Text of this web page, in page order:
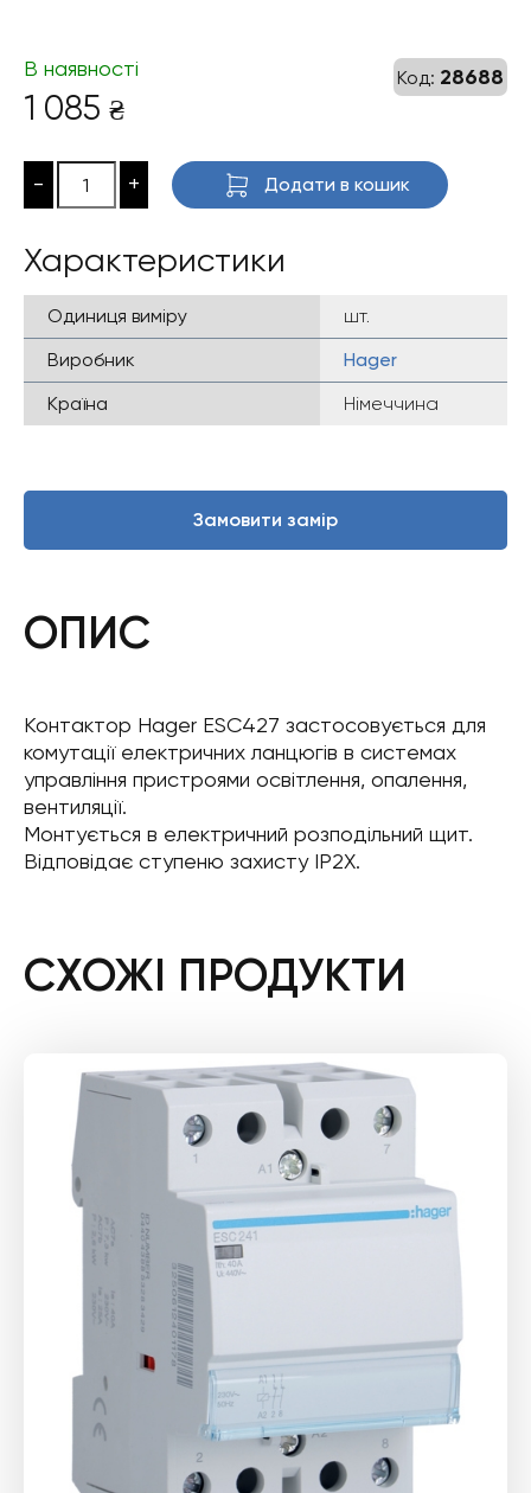
Код: 28688
В наявності
1 085 ₴
- + Додати в кошик
Характеристики
Одиниця виміру
шт.
Виробник
Hager
Країна
Німеччина
Замовити замір
ОПИС
Контактор Hager ESC427 застосовується для
комутації електричних ланцюгів в системах
управління пристроями освітлення, опалення,
вентиляції.
Монтується в електричний розподільний щит.
Відповідає ступеню захисту IP2X.
СХОЖІ ПРОДУКТИ